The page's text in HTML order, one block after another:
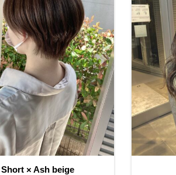
Short × Ash beige